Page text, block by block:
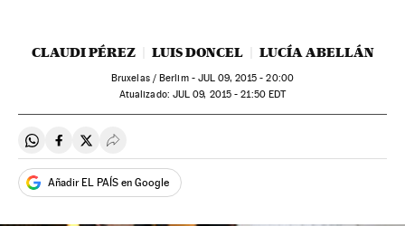
CLAUDI PÉREZ LUIS DONCEL LUCÍA ABELLÁN
Bruxelas / Berlim - JUL 09, 2015 - 20:00
atualizado: JUL 09, 2015 - 21:50EDT
Compartir en Whatsapp
Compartir en Facebook
Compartir en Twitter
Desplegar Redes Sociales
Añadir EL PAÍS en Google